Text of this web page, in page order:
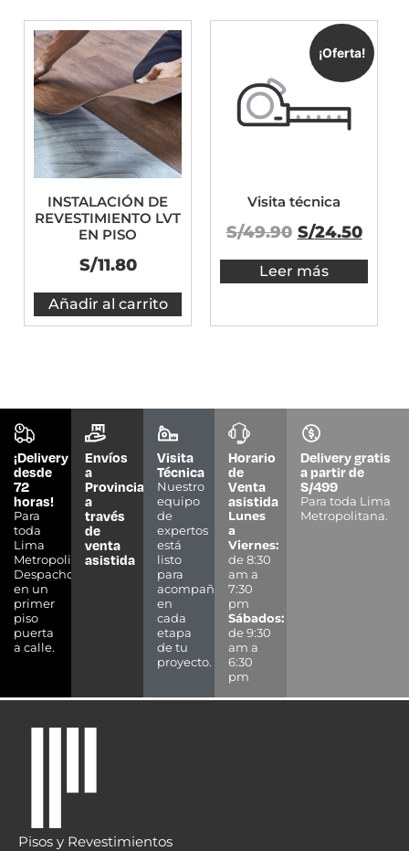
INSTALACIÓN DE
REVESTIMIENTO LVT
EN PISO
S/11.80
Añadir al carrito
¡Oferta!
Visita técnica
S/49.90 S/24.50
Leer más
¡Delivery
desde
72
horas!
Para
toda
Lima
Metropolitana.
Despacho
en un
primer
piso
puerta
a calle.
Envíos
a
Provincias
a
través
de
venta
asistida
Visita
Técnica
Nuestro
equipo
de
expertos
está
listo
para
acompañarte
en
cada
etapa
de tu
proyecto.
Horario
de
Venta
asistida
Lunes
a
Viernes:
de 8:30
am a
7:30
pm
Sábados:
de 9:30
am a
6:30
pm
Delivery gratis
a partir de
S/499
Para toda Lima
Metropolitana.
Pisos y Revestimientos